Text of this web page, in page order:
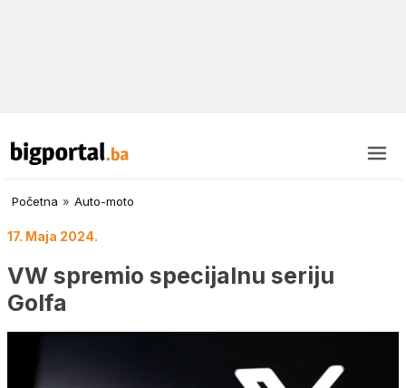
Početna » Auto-moto
17. Maja 2024.
VW spremio specijalnu seriju
Golfa